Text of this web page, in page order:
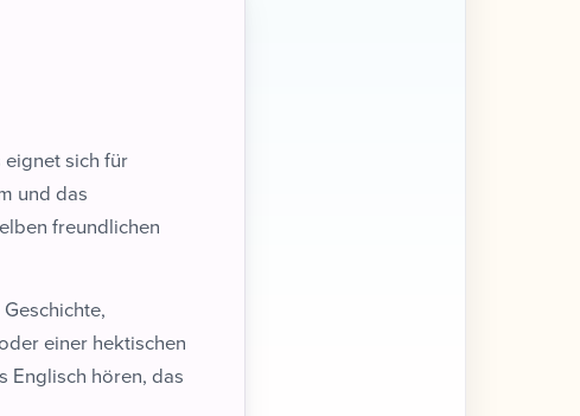
eignet sich für
und das
freundlichen
einer hektischen
Englisch hören, das